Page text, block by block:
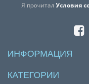
Я прочитал Условия
ИНФОРМАЦИЯ
КАТЕГОРИИ